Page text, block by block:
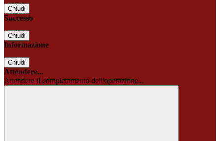
Chiudi
Successo
Chiudi
Informazione
Chiudi
Attendere...
Attendere il completamento dell'operazione...